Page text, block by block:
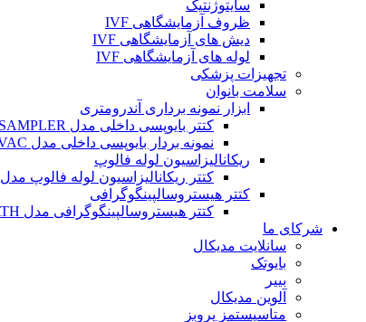
سایتوژنتیک
ظروف آزمایشگاهی IVF
دیش های آزمایشگاهی IVF
لوله های آزمایشگاهی IVF
تجهیزات پزشکی
سلامت بانوان
ابزار نمونه برداری آندرومتری
کتتر بایوپسی داخلی مدل THE SAMPLER
نمونه بردار بایوپسی داخلی مدل PRO-VAC
ریکانالیزاسیون لوله فالوپ
کتتر ریکانالیزاسیون لوله فالوپ مدل SALPINX CATH
کتتر هیستروسالپینگوگرافی
کتتر هیستروسالپینگوگرافی مدل HYSTERO CATH
شرکای ما
سانلایت مدیکال
بایوتک
بییر
آلوین مدیکال
متاسیستمز پروبز